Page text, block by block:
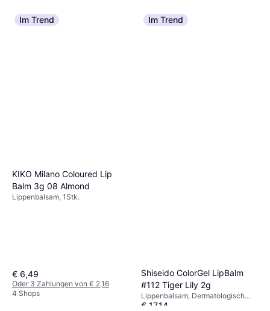
Im Trend
KIKO Milano Coloured Lip
Balm 3g 08 Almond
Lippenbalsam, 1Stk.
€ 6,49
Oder 3 Zahlungen von € 2,16
4 Shops
Im Trend
Shiseido ColorGel LipBalm
#112 Tiger Lily 2g
Lippenbalsam, Dermatologisch
getestet, Getönt
€ 17,14